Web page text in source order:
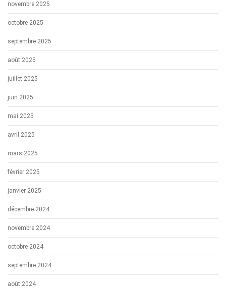
novembre 2025
octobre 2025
septembre 2025
août 2025
juillet 2025
juin 2025
mai 2025
avril 2025
mars 2025
février 2025
janvier 2025
décembre 2024
novembre 2024
octobre 2024
septembre 2024
août 2024